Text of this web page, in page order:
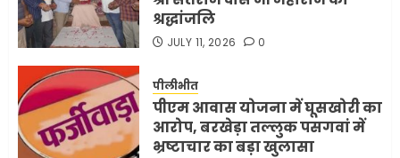
श्रद्धांजलि
JULY 11, 2026 0
पीलीभीत
पीएम आवास योजना में घूसखोरी का
आरोप, बरखेड़ा तल्लुक पसगवां में
भ्रष्टाचार का बड़ा खुलासा